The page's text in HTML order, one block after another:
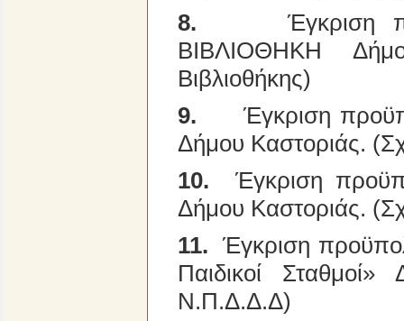
8.
Έγκριση
ΒΙΒΛΙΟΘΗΚΗ
Βιβλιοθήκης)
9.
Έγκριση
Δήμου Καστοριάς.
10.
Έγκριση
Δήμου Καστοριάς.
11. Έγκριση
Παιδικοί
Ν.Π.Δ.Δ.Δ)